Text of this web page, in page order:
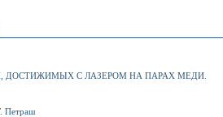
ДОСТИЖИМЫХ С ЛАЗЕРОМ НА ПАРАХ МЕДИ.
Петраш